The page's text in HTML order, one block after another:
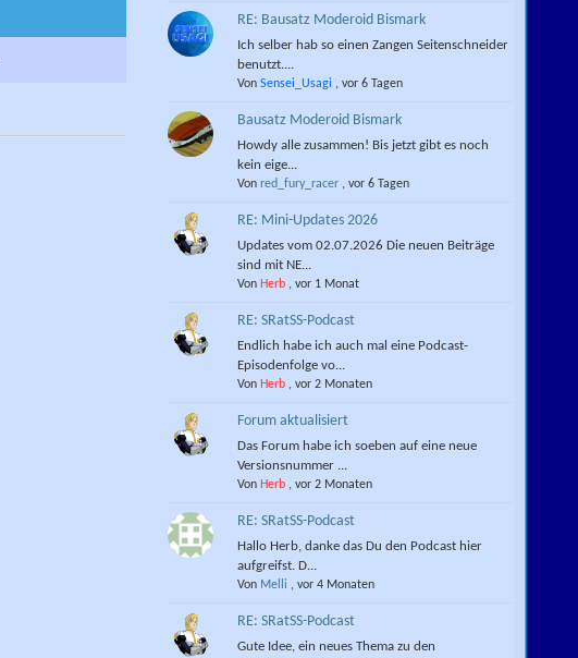
RE: Bausatz Moderoid Bismark
Ich selber hab so einen Zangen Seitenschneider
benutzt....
Von Sensei_Usagi , vor 6 Tagen
Bausatz Moderoid Bismark
Howdy alle zusammen! Bis jetzt gibt es noch
kein eige...
Von red_fury_racer, vor 6 Tagen
RE: Mini-Updates 2026
Updates vom 02.07.2026 Die neuen Beiträge
sind mit NE...
Von Herb, vor 1 Monat
RE: SRatSS-Podcast
Endlich habe ich auch mal eine Podcast-
Episodenfolge vo...
Von Herb, vor 2 Monaten
Forum aktualisiert
Das Forum habe ich soeben auf eine neue
Versionsnummer ...
Von Herb, vor 2 Monaten
RE: SRatSS-Podcast
Hallo Herb, danke das Du den Podcast hier
aufgreifst. D...
Von Melli , vor 4 Monaten
RE: SRatSS-Podcast
Gute Idee, ein neues Thema zu den